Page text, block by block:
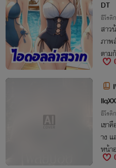
DT
อีโรติก
สาว
ภาพ
ตามกั
อีโรติก
เขา
าง แ
หน้า
อม